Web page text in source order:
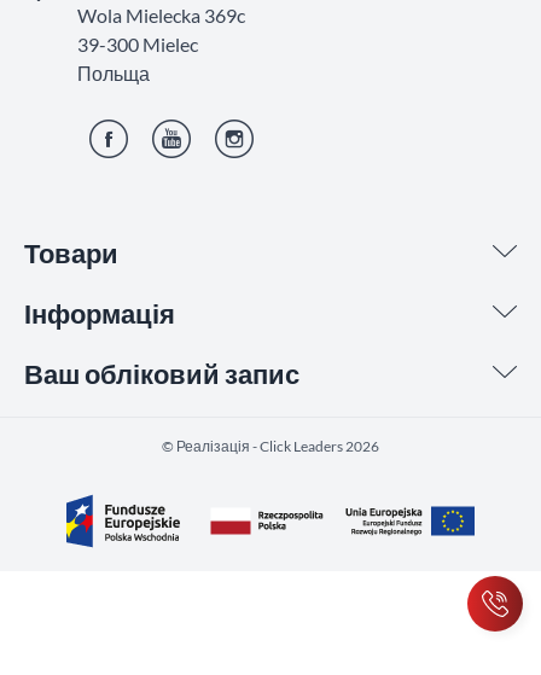
Товари
Інформація
Ваш обліковий запис
Wola Mielecka 369c
39-300 Mielec
Польща
©️ Реалізація - Click Leaders 2026